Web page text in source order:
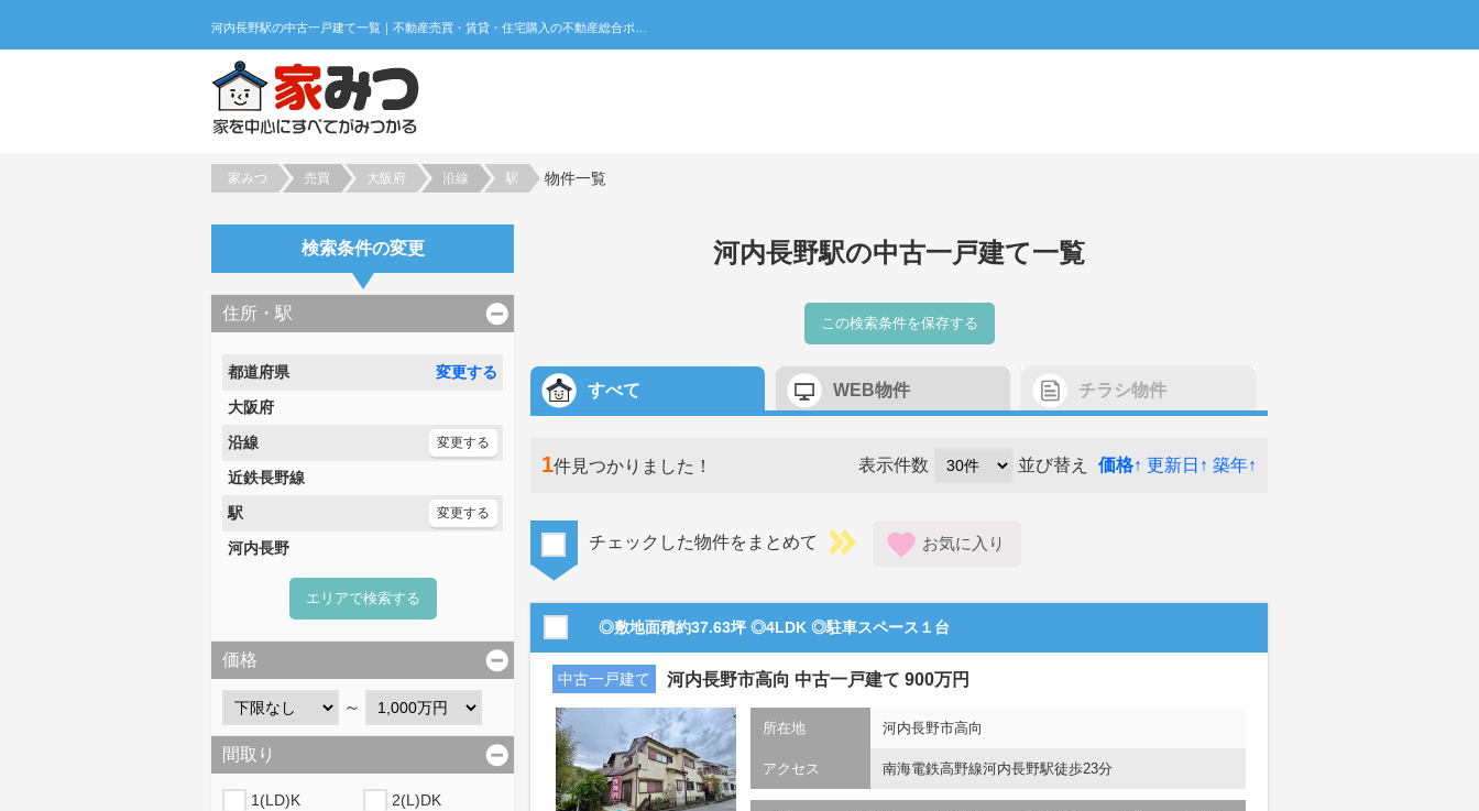
家みつ 売買 大阪府 沿線 駅 物件一覧
検索条件の変更
住所・駅
都道府県
変更する
大阪府
沿線
変更する
近鉄長野線
駅
変更する
河内長野
エリアで検索する
価格
～
間取り
1(LD)K
2(L)DK
河内長野駅の中古一戸建て一覧
この検索条件を保存する
すべて WEB物件 チラシ物件
1件見つかりました！ 表示件数 並び替え 価格↑ 更新日↑ 築年↑
チェックした物件をまとめて お気に入り
◎敷地面積約37.63坪 ◎4LDK ◎駐車スペース１台
中古一戸建て 河内長野市高向 中古一戸建て 900万円
所在地 河内長野市高向
アクセス 南海電鉄高野線河内長野駅徒歩23分